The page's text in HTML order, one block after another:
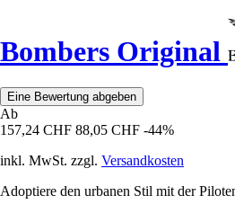
Bombers Original
Eine Bewertung abgeben
Ab
157,24 CHF 88,05 CHF -44%
inkl. MwSt. zzgl. Versandkosten
Adoptiere den urbanen Stil mit der